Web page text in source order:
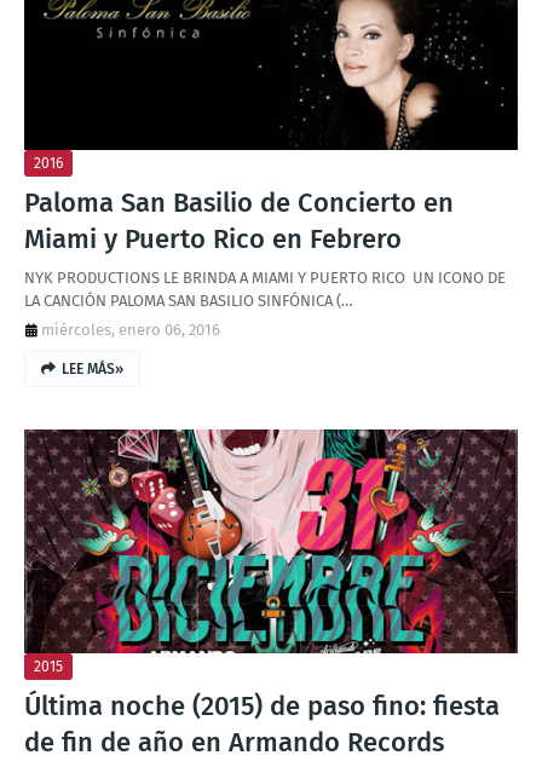
T
2016
Paloma San Basilio de Concierto en
Miami y Puerto Rico en Febrero
NYK PRODUCTIONS LE BRINDA A MIAMI Y PUERTO RICO UN ICONO DE
LA CANCIÓN PALOMA SAN BASILIO SINFÓNICA (…
miércoles, enero 06, 2016
LEE MÁS»
2015
Última noche (2015) de paso fino: fiesta
de fin de año en Armando Records